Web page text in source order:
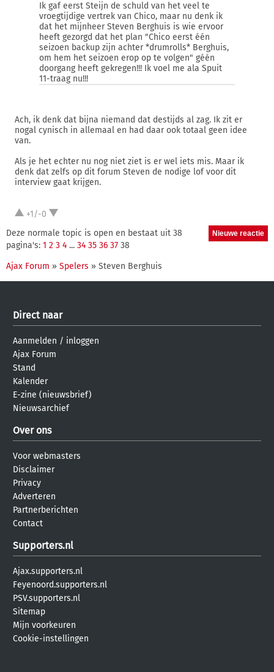
Ik gaf eerst Steijn de schuld van het veel te
vroegtijdige vertrek van Chico, maar nu denk ik
dat het mijnheer Steven Berghuis is wie ervoor
heeft gezorgd dat het plan "Chico eerst één
seizoen backup zijn achter *drumrolls* Berghuis,
om hem het seizoen erop op te volgen" géén
doorgang heeft gekregen!!! Ik voel me ala Spuit
11-traag nu!!!
Ach, ik denk dat bijna niemand dat destijds al zag. Ik zit er
nogal cynisch in allemaal en had daar ook totaal geen idee
van.
Als je het echter nu nog niet ziet is er wel iets mis. Maar ik
denk dat zelfs op dit forum Steven de nodige lof voor dit
interview gaat krijgen.
+1/-0
Deze normale topic is open en bestaat uit 38
pagina's: 1 2 3 4 ... 34 35 36 37 38
Ajax Forum » Spelers » Steven Berghuis
Direct naar
Aanmelden / inloggen
Ajax Forum
Stand
Kalender
E-zine (nieuwsbrief)
Nieuwsarchief
Over ons
Voor webmasters
Disclaimer
Privacy
Adverteren
Partnerberichten
Contact
Supporters.nl
Ajax.supporters.nl
Feyenoord.supporters.nl
PSV.supporters.nl
Sitemap
Mijn voorkeuren
Cookie-instellingen